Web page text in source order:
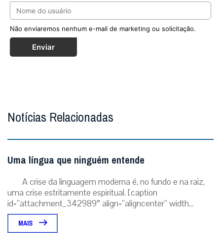
Não enviaremos nenhum e-mail de marketing ou solicitação.
Enviar
Notícias Relacionadas
Uma língua que ninguém entende
A crise da linguagem moderna é, no fundo e na raiz,
uma crise estritamente espiritual. [caption
id=”attachment_342989″ align=”aligncenter” width...
MAIS